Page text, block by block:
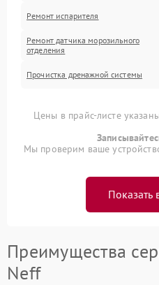
Ремонт испарителя
Ремонт датчика морозильного
отделения
Прочистка дренажной системы
Цены в прайс-листе
Мы проверим ваше
Показать
Преимущества
Neff